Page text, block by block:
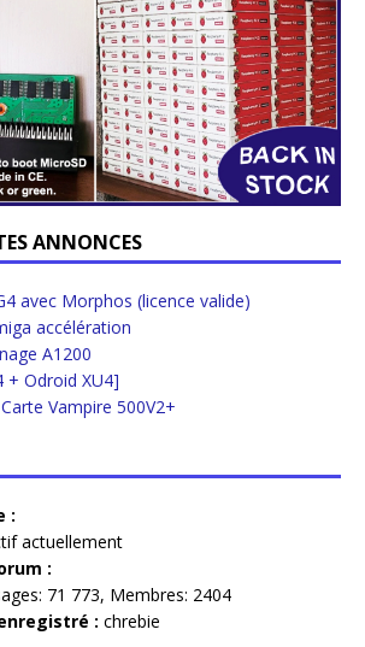
ANNONCES
avec Morphos (licence valide)
accélération
A1200
+ Odroid XU4]
Vampire 500V2+
:
actuellement
:
71 773, Membres: 2404
: chrebie